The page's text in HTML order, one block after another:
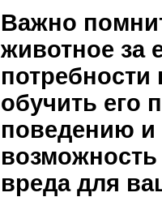
Важно
животное за
потребности
обучить его
поведению и
вреда для